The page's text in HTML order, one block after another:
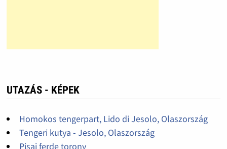
UTAZÁS - KÉPEK
Homokos tengerpart, Lido di Jesolo, Olaszország
Tengeri kutya - Jesolo, Olaszország
Pisai ferde torony